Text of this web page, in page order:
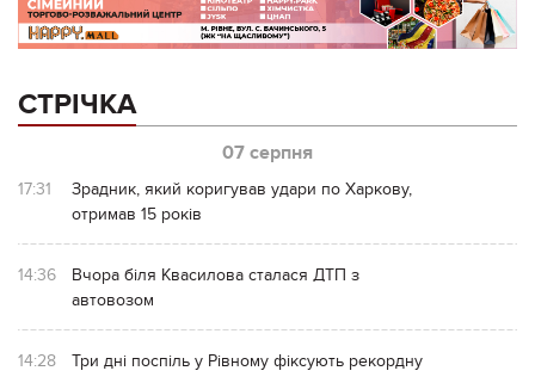
СТРІЧКА
07 серпня
17:31
Зрадник, який коригував удари по Харкову,
отримав 15 років
14:36
Вчора біля Квасилова сталася ДТП з
автовозом
14:28
Три дні поспіль у Рівному фіксують рекордну